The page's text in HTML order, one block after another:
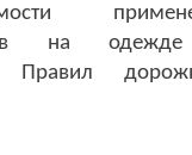
на
Правил